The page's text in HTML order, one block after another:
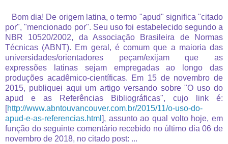
Bom dia! De origem latina, o termo "apud" significa "citado
por", "mencionado por". Seu uso foi estabelecido segundo a
NBR 10520/2002, da Associação Brasileira de Normas
Técnicas (ABNT). Em geral, é comum que a maioria das
universidades/orientadores peçam/exijam que as
expressões latinas sejam empregadas ao longo das
produções acadêmico-científicas. Em 15 de novembro de
2015, publiquei aqui um artigo versando sobre "O uso do
apud e as Referências Bibliográficas", cujo link é:
[http://www.abntouvancouver.com.br/2015/11/o-uso-do-
apud-e-as-referencias.html ], assunto ao qual volto hoje, em
função do seguinte comentário recebido no último dia 06 de
novembro de 2018, no citado post: ...